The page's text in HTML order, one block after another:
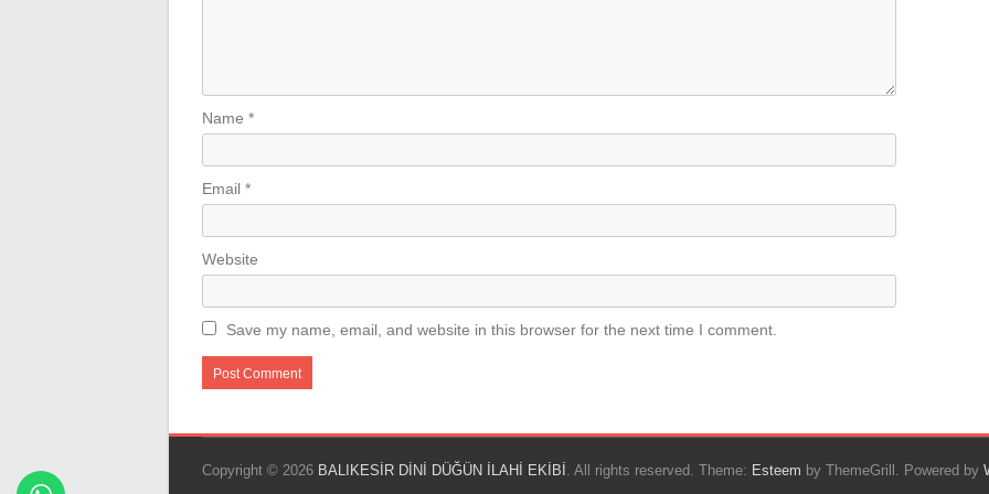
Name *
Email *
Website
Save my name, email, and website in this browser for the next time I comment.
Copyright © 2026 BALIKESİR DİNİ DÜĞÜN İLAHİ EKİBİ . All rights reserved. Theme: Esteem by ThemeGrill. Powered by